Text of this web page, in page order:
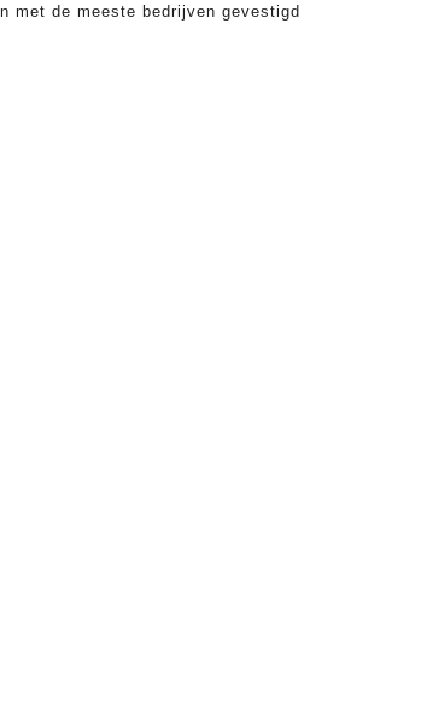
met de meeste bedrijven gevestigd